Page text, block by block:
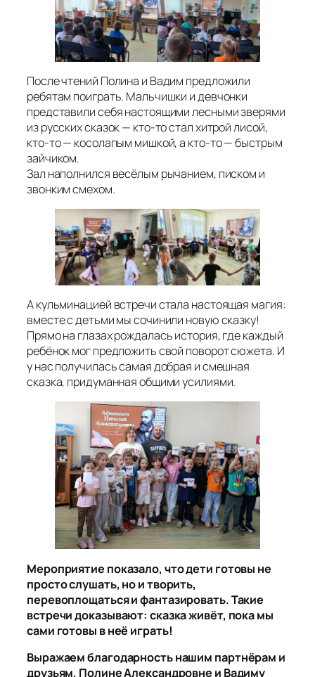
После чтений Полина и Вадим предложили
ребятам поиграть. Мальчишки и девчонки
представили себя настоящими лесными зверями
из русских сказок — кто-то стал хитрой лисой,
кто-то — косолапым мишкой, а кто-то — быстрым
зайчиком.
Зал наполнился весёлым рычанием, писком и
звонким смехом.
А кульминацией встречи стала настоящая магия:
вместе с детьми мы сочинили новую сказку!
Прямо на глазах рождалась история, где каждый
ребёнок мог предложить свой поворот сюжета. И
у нас получилась самая добрая и смешная
сказка, придуманная общими усилиями.
Мероприятие показало, что дети готовы не
просто слушать, но и творить,
перевоплощаться и фантазировать. Такие
встречи доказывают: сказка живёт, пока мы
сами готовы в неё играть!
Выражаем благодарность нашим партнёрам и
друзьям, Полине Александровне и Вадиму